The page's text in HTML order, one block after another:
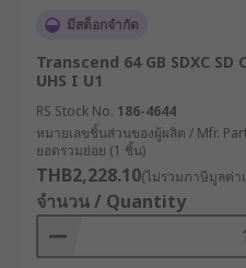
ด้วยคุณสมบัติที่ทนทานต่อแร
อย่าง ATP, InnoDisk และ
โลก
วิธีเลือก SD
การใช้งาน
มีสต็อกจำกัด
Transcend 64 GB SDXC SD
UHS I U1
RS Stock No. 186-4644
หมายเลขชิ้นส่วนของผู้ผลิต / Mfr.
ยอดรวมย่อย (1 ชิ้น)
THB2,228.10(ไม่รวมภาษีมูลค่า
จำนวน / Quantity